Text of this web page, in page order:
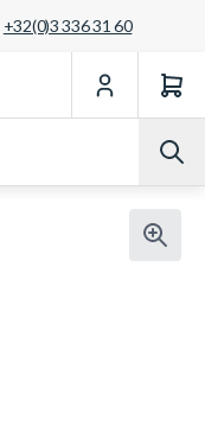
+32(0)3 336 31 60